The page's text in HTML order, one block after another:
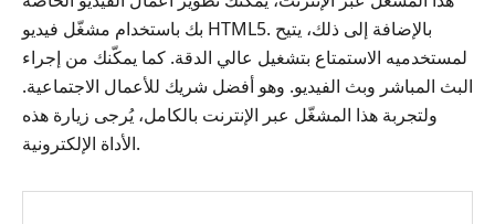
بك باستخدام مشغّل فيديو HTML5. بالإضافة إلى ذلك، يتيح
لمستخدميه الاستمتاع بتشغيل عالي الدقة. كما يمكّنك من إجراء
البث المباشر وبث الفيديو. وهو أفضل شريك للأعمال الاجتماعية.
ولتجربة هذا المشغّل عبر الإنترنت بالكامل، يُرجى زيارة هذه
الأداة الإلكترونية.